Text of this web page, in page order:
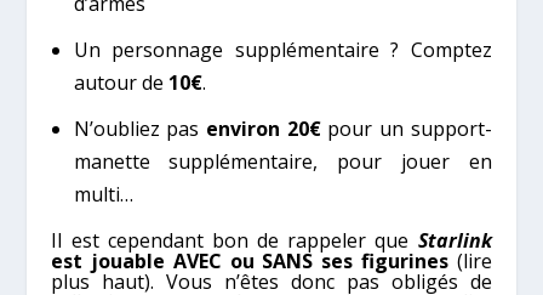
Un personnage supplémentaire ? Comptez
autour de 10€.
N’oubliez pas environ 20€pour un support-
manette supplémentaire, pour jouer en
multi…
Il est cependant bon de rappeler que Starlink
est jouable AVEC ou SANS ses figurines(lire
plus haut). Vous n’êtes donc pas obligés de